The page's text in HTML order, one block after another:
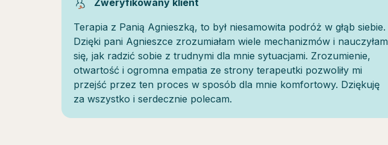
Zweryfikowany klient
Terapia z Panią Agnieszką, to był niesamowita podróż w głąb siebie.
Dzięki pani Agnieszce zrozumiałam wiele mechanizmów i nauczyłam
się, jak radzić sobie z trudnymi dla mnie sytuacjami. Zrozumienie,
otwartość i ogromna empatia ze strony terapeutki pozwoliły mi
przejść przez ten proces w sposób dla mnie komfortowy. Dziękuję
za wszystko i serdecznie polecam.